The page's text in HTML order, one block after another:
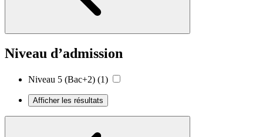
Niveau d’admission
Niveau 5 (Bac+2) (1)
Afficher les résultats